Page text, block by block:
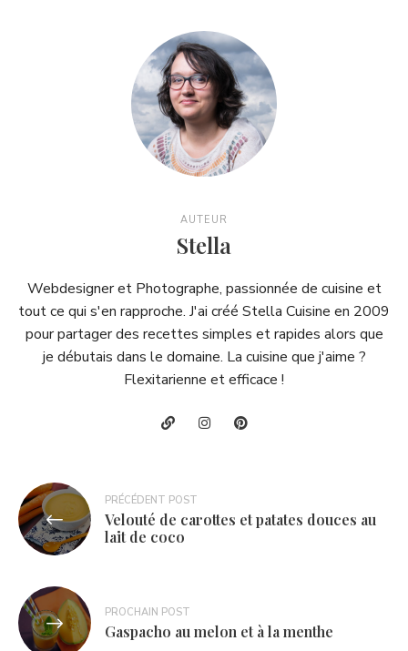
AUTEUR
Stella
Webdesigner et Photographe, passionnée de cuisine et
tout ce qui s'en rapproche. J'ai créé Stella Cuisine en 2009
pour partager des recettes simples et rapides alors que
je débutais dans le domaine. La cuisine que j'aime ?
Flexitarienne et efficace !
Navigation
de
l’article
PRÉCÉDENT POST
Velouté de carottes et patates douces au
lait de coco
PROCHAIN POST
Gaspacho au melon et à la menthe